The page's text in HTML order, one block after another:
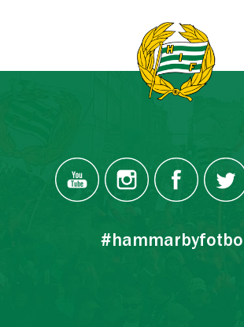
#hammarbyfotboll